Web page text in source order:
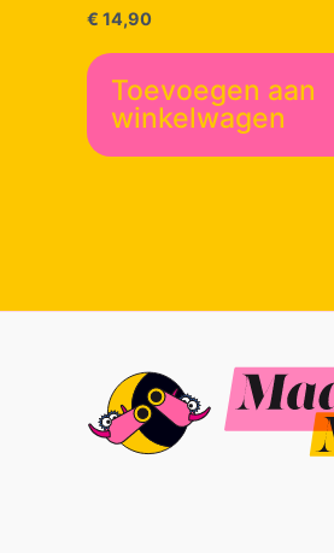
€ 14,90
Toevoegen aan
winkelwagen